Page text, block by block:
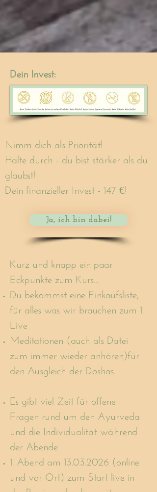
Dein Invest:
Nimm dich als Priorität!
Halte durch - du bist stärker als du
glaubst!
Dein finanzieller Invest - 147 €!
Ja, ich bin dabei!
Kurz und knapp ein paar
Eckpunkte zum Kurs...
Du bekommst eine Einkaufsliste,
für alles was wir brauchen zum 1.
Live
Meditationen (auch als Datei
zum immer wieder anhören)für
den Ausgleich der Doshas.
Es gibt viel Zeit für offene
Fragen rund um den Ayurveda
und die Individualität während
der Abende
1. Abend am 13.03.2026 (online
und vor Ort) zum Start live in